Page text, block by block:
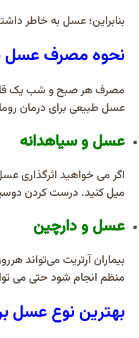
بنابراین؛ عسل به خاطر
نحوه مصرف عسل
مصرف هر صبح و شب یک قاشق
عسل طبیعی برای درمان
عسل و سیاهدانه
اگر می خواهید اثرگذاری
میل کنید. درست کردن
عسل و دارچین
منظم انجام شود حتی می
بهترین نوع عسل